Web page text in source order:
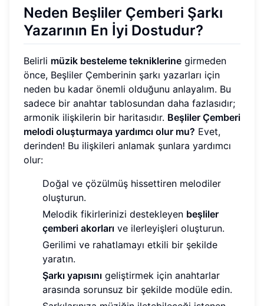
Neden Beşliler Çemberi Şarkı
Yazarının En İyi Dostudur?
Belirli müzik besteleme tekniklerine girmeden
önce, Beşliler Çemberinin şarkı yazarları için
neden bu kadar önemli olduğunu anlayalım. Bu
sadece bir anahtar tablosundan daha fazlasıdır;
armonik ilişkilerin bir haritasıdır. Beşliler Çemberi
melodi oluşturmaya yardımcı olur mu? Evet,
derinden! Bu ilişkileri anlamak şunlara yardımcı
olur:
Doğal ve çözülmüş hissettiren melodiler
oluşturun.
Melodik fikirlerinizi destekleyen beşliler
çemberi akorları ve ilerleyişleri oluşturun.
Gerilimi ve rahatlamayı etkili bir şekilde
yaratın.
Şarkı yapısını geliştirmek için anahtarlar
arasında sorunsuz bir şekilde modüle edin.